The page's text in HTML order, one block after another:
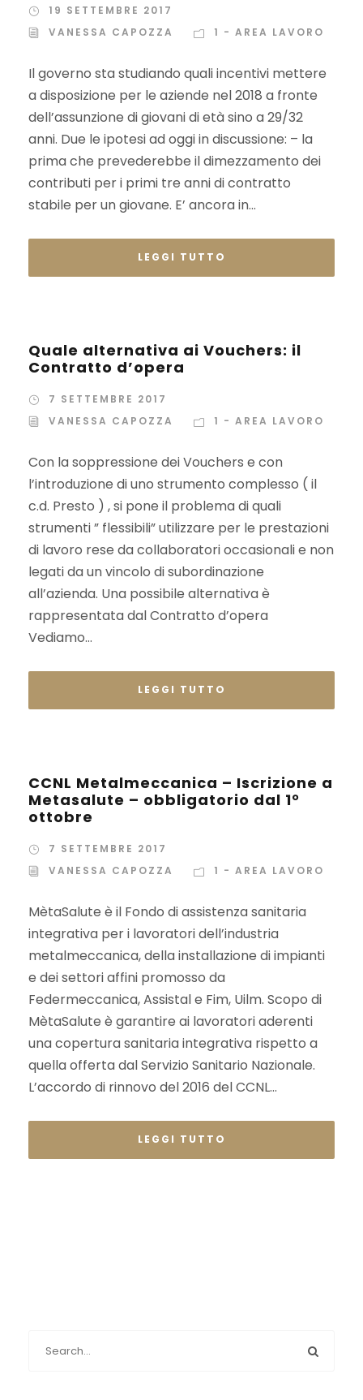
19 SETTEMBRE 2017
VANESSA CAPOZZA
1 - AREA LAVORO
Il governo sta studiando quali incentivi mettere
a disposizione per le aziende nel 2018 a fronte
dell’assunzione di giovani di età sino a 29/32
anni. Due le ipotesi ad oggi in discussione: – la
prima che prevederebbe il dimezzamento dei
contributi per i primi tre anni di contratto
stabile per un giovane. E’ ancora in...
LEGGI TUTTO
Quale alternativa ai Vouchers: il
Contratto d’opera
7 SETTEMBRE 2017
VANESSA CAPOZZA
1 - AREA LAVORO
Con la soppressione dei Vouchers e con
l’introduzione di uno strumento complesso ( il
c.d. Presto ) , si pone il problema di quali
strumenti ” flessibili” utilizzare per le prestazioni
di lavoro rese da collaboratori occasionali e non
legati da un vincolo di subordinazione
all’azienda. Una possibile alternativa è
rappresentata dal Contratto d’opera
Vediamo...
LEGGI TUTTO
CCNL Metalmeccanica – Iscrizione a
Metasalute – obbligatorio dal 1°
ottobre
7 SETTEMBRE 2017
VANESSA CAPOZZA
1 - AREA LAVORO
MètaSalute è il Fondo di assistenza sanitaria
integrativa per i lavoratori dell’industria
metalmeccanica, della installazione di impianti
e dei settori affini promosso da
Federmeccanica, Assistal e Fim, Uilm. Scopo di
MètaSalute è garantire ai lavoratori aderenti
una copertura sanitaria integrativa rispetto a
quella offerta dal Servizio Sanitario Nazionale.
L’accordo di rinnovo del 2016 del CCNL...
LEGGI TUTTO